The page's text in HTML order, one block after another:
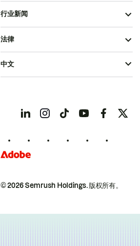
行业新闻
© 2026 Semrush Holdings.版权所有。
法律
中文